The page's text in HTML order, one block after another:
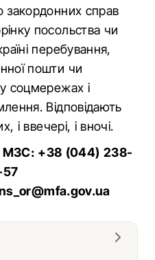
закордонних справ
посольства чи
перебування,
пошти чи
соцмережах і
Відповідають
і ввечері, і вночі.
МЗС: +38 (044) 238-
57